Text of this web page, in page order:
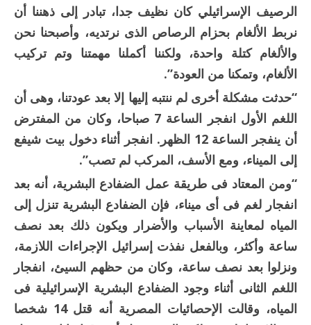
الرصيف الإسرائيلي كان نظيف جدا، تبادر إلى ذهننا أن
نربط الألغام بحزام الرصاص الذى نرتديه، وأصبحنا نحن
والألغام كتلة واحدة، ولكننا أكملنا مهمتنا وتم تركيب
الألغام، وتمكنا من العودة”.
“حدثت مشكلة أخرى لم ننتبه إليها إلا بعد عودتنا، وهى أن
اللغم الأول انفجر الساعة 7 صباحا، وكان من المفترض
أن ينفجر الساعة 12 الظهر. انفجر أثناء دخول بيت شيفع
إلى الميناء، ومع الأسف، المركب لم تصب”.
“ومن المعتاد فى طريقة عمل الضفادع البشرية، أنه بعد
انفجار لغم فى أى ميناء، فإن الضفادع البشرية تنزل إلى
المياه لمعاينة الأسباب والأضرار ويكون ذلك بعد نصف
ساعة وأكثر، وبالفعل نفذت إسرائيل الإجراءات اللازمة،
ونزلوا بعد نصف ساعة، وكان من حظهم السيئ، انفجار
اللغم الثانى أثناء وجود الضفادع البشرية الإسرائيلية فى
المياه، وقالت الإحصائيات المصرية أنه قتل 14 شخصا